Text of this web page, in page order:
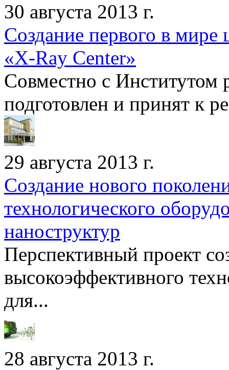
30 августа 2013 г.
Создание первого в
«X-Ray Center»
Совместно с Институтом
подготовлен и принят к
29 августа 2013 г.
Создание нового
технологического
наноструктур
Перспективный проект
высокоэффективного
для...
28 августа 2013 г.